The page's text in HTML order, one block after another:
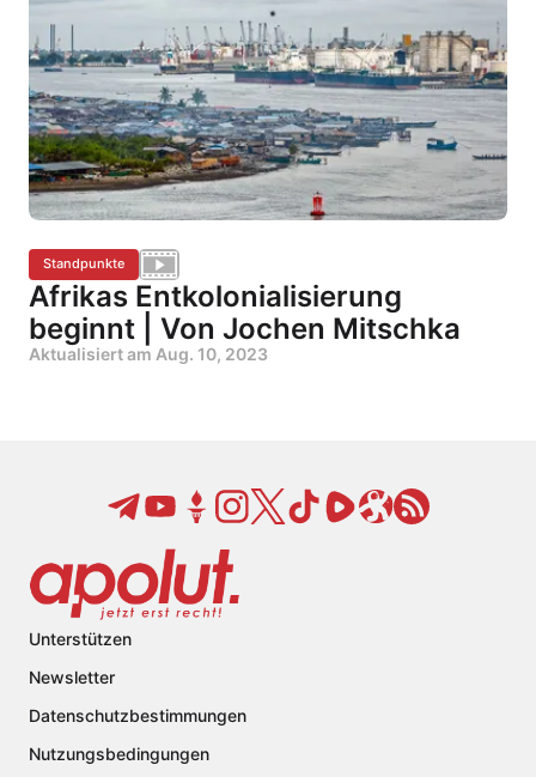
Standpunkte
Afrikas Entkolonialisierung
beginnt | Von Jochen Mitschka
Aktualisiert am Aug. 10, 2023
Unterstützen
Newsletter
Datenschutzbestimmungen
Nutzungsbedingungen